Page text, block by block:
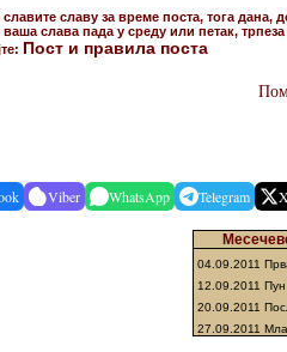
славу за време поста, тога дана,
слава пада у среду или петак,
Пост и правила поста
Viber WhatsApp Telegram
04.09.2011
12.09.2011
20.09.2011
27.09.2011